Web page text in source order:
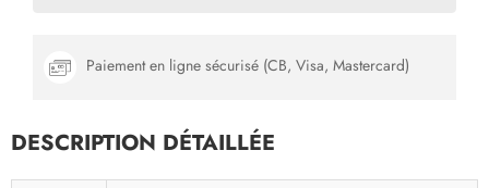
Paiement en ligne sécurisé (CB, Visa, Mastercard)
DESCRIPTION DÉTAILLÉE